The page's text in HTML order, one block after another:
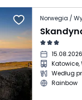
Norwegia /
15.08.2026
Katowice,
Według
Rainbow